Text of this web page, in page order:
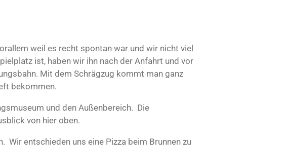
weil es recht spontan war und wir nicht viel
ist, haben wir ihn nach der Anfahrt und vor
Mit dem Schrägzug kommt man ganz
bekommen.
und den Außenbereich. Die
von hier oben.
entschieden uns eine Pizza beim Brunnen zu